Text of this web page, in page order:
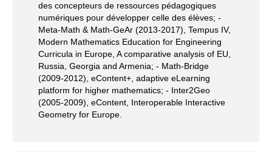
des concepteurs de ressources pédagogiques
numériques pour développer celle des élèves; -
Meta-Math & Math-GeAr (2013-2017), Tempus IV,
Modern Mathematics Education for Engineering
Curricula in Europe, A comparative analysis of EU,
Russia, Georgia and Armenia; - Math-Bridge
(2009-2012), eContent+, adaptive eLearning
platform for higher mathematics; - Inter2Geo
(2005-2009), eContent, Interoperable Interactive
Geometry for Europe.